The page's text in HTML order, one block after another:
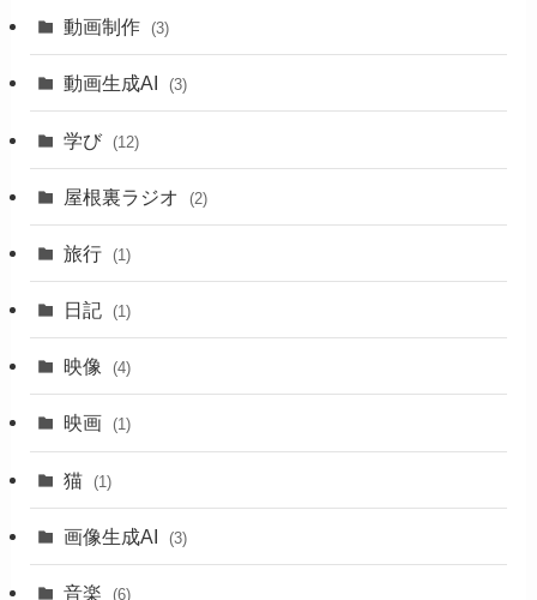
動画制作 (3)
動画生成AI (3)
学び (12)
屋根裏ラジオ (2)
旅行 (1)
日記 (1)
映像 (4)
映画 (1)
猫 (1)
画像生成AI (3)
音楽 (6)